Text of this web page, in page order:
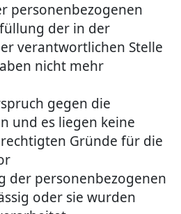
personenbezogenen
der in der
verantwortlichen Stelle
nicht mehr
gegen die
und es liegen keine
Gründe für die
der personenbezogenen
oder sie wurden